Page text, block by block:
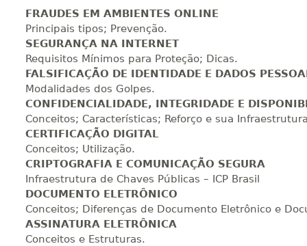
240 H dias
260 H 33dias 90dias
280 H 35dias dias
300 H 38dias 120dias
320 H 40dias
FRAUDES EM AMBIENTES ONLINE
Principais tipos; Prevenção.
SEGURANÇA NA INTERNET
Requisitos Mínimos para Proteção; Dicas.
FALSIFICAÇÃO DE IDENTIDADE E DADOS
Modalidades dos Golpes.
CONFIDENCIALIDADE, INTEGRIDADE E
Conceitos; Características; Reforço e sua
CERTIFICAÇÃO DIGITAL
Conceitos; Utilização.
CRIPTOGRAFIA E COMUNICAÇÃO SEGURA
Infraestrutura de Chaves Públicas – ICP Brasil
DOCUMENTO ELETRÔNICO
Conceitos; Diferenças de Documento Eletrônico e
ASSINATURA ELETRÔNICA
Conceitos e Estruturas.